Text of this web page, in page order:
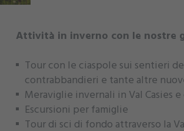
Attività in inverno con le nostre
Tour con le ciaspole sui sentieri
contrabbandieri e tante altre
Meraviglie invernali in Val Casies
Escursioni per famiglie
Tour di sci di fondo attraverso la